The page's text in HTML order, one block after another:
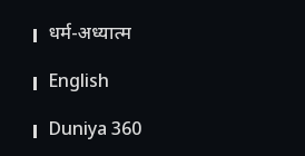
धर्म-अध्यात्म
English
Duniya 360